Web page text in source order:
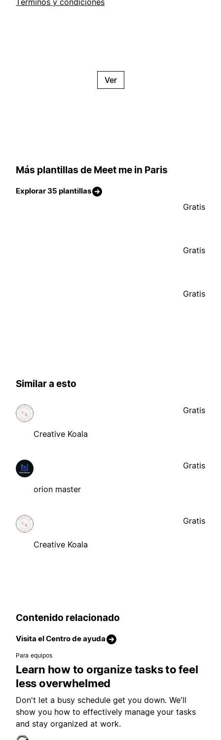
Términos y condiciones
Ver
Más plantillas de Meet me in Paris
Explorar 35 plantillas
Gratis
Gratis
Gratis
Similar a esto
Creative Koala
Gratis
orion master
Gratis
Creative Koala
Gratis
Contenido relacionado
Visita el Centro de ayuda
Para equipos
Learn how to organize tasks to feel
less overwhelmed
Don't let a busy schedule get you down. We'll
show you how to effectively manage your tasks
and stay organized at work.